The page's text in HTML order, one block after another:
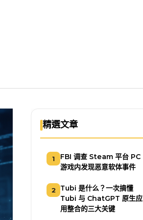
精選文章
1
FBI 调查 Steam 平台 PC
游戏内发现恶意软体事件
2
Tubi 是什么？一次搞懂
Tubi 与 ChatGPT 原生应
用整合的三大关键